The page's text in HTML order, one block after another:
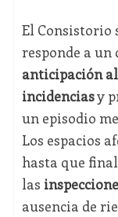
El Consistorio
responde a
anticipación
incidenciasy
un episodio
Los espacios
hasta que
las
ausencia de